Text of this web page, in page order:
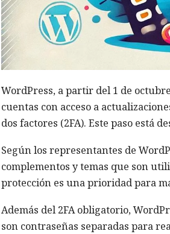
WordPress, a partir del 1 de
cuentas con acceso a
dos factores (2FA). Este paso está
Según los representantes de
complementos y temas que son
protección es una prioridad para
Además del 2FA obligatorio,
son contraseñas separadas para